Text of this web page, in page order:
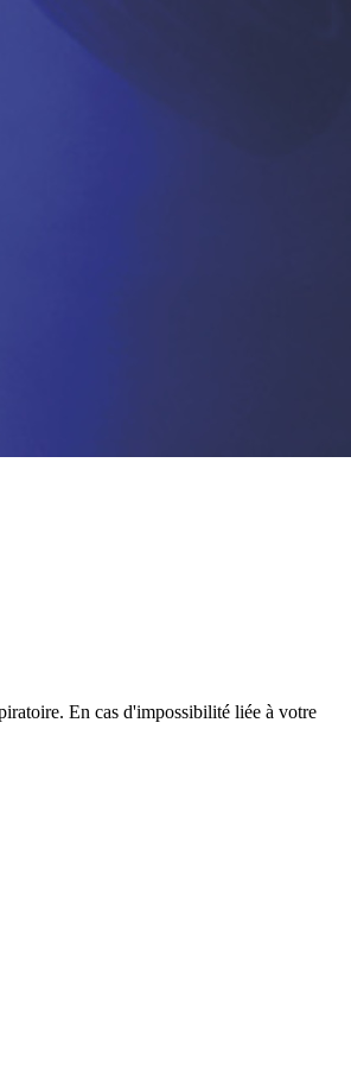
En cas d'impossibilité liée à votre